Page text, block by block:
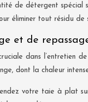
de détergent spécial
éliminer tout résidu de
et de
dans l’entretien
dont la chaleur
votre taie à plat